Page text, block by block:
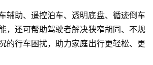
辅助、遥控泊车、透明底盘、循迹倒车
，还可帮助驾驶者解决狭窄胡同、不规
的行车困扰，助力家庭出行更轻松、更